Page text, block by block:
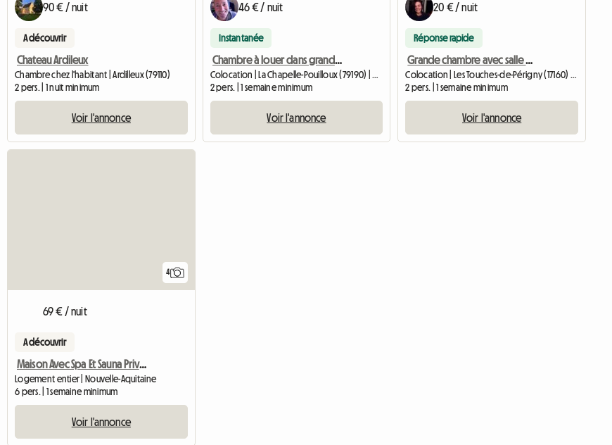
90 € / nuit
A découvrir
Chateau Ardileux
Chambre chez l'habitant | Ardilleux (79110)
2 pers. | 1 nuit minimum
Voir l'annonce
46 € / nuit
Instantanée
Chambre à louer dans grande maison habitée par personne seul
Colocation | La Chapelle-Pouilloux (79190) | 60 M2
2 pers. | 1 semaine minimum
Voir l'annonce
20 € / nuit
Réponse rapide
Grande chambre avec salle d'eau et wc privatif
Colocation | Les Touches-de-Périgny (17160) | 24 M2
2 pers. | 1 semaine minimum
Voir l'annonce
4
69 € / nuit
A découvrir
Maison Avec Spa Et Sauna Privatifs
Logement entier | Nouvelle-Aquitaine
6 pers. | 1 semaine minimum
Voir l'annonce